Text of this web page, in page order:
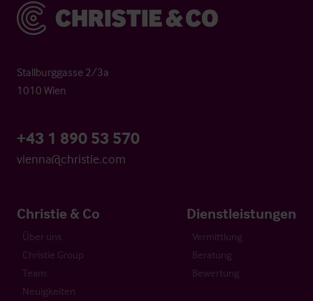
Christie & Co
Stallburggasse 2/3a
1010 Wien
+43 1 890 53 570
vienna@christie.com
Christie & Co
Über uns
Christie Group
Team
Neuigkeiten
Dienstleistungen
Vermittlung
Beratung
Bewertung